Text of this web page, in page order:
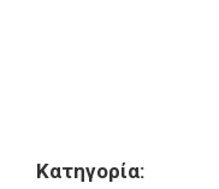
Κατηγορία: